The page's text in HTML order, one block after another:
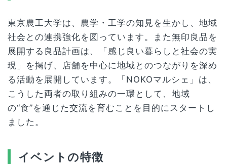
東京農工大学は、農学・工学の知見を生かし、地域
社会との連携強化を図っています。また無印良品を
展開する良品計画は、「感じ良い暮らしと社会の実
現」を掲げ、店舗を中心に地域とのつながりを深め
る活動を展開しています。「NOKOマルシェ」は、
こうした両者の取り組みの一環として、地域
の“食”を通じた交流を育むことを目的にスタートし
ました。
イベントの特徴